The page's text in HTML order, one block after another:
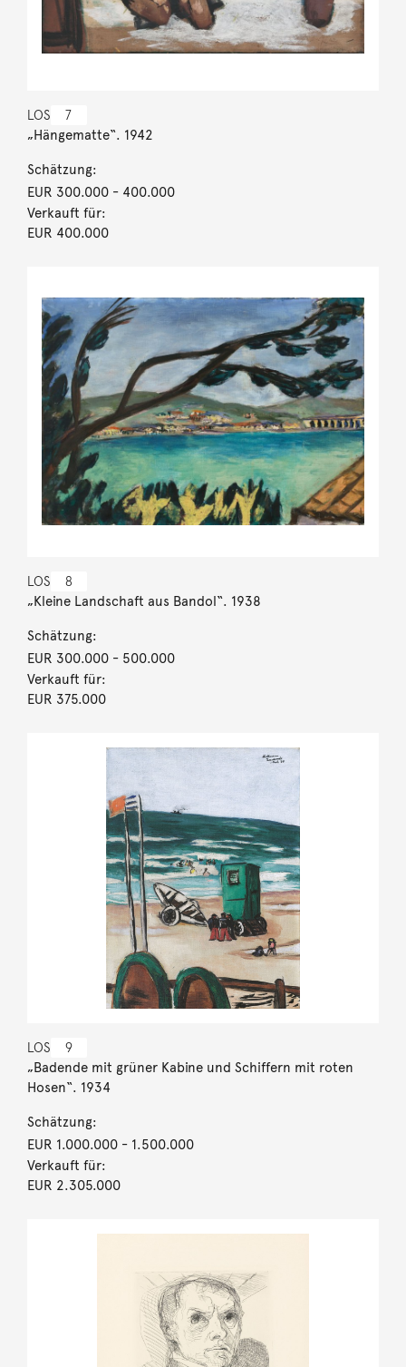
LOS 7
„Hängematte“. 1942
Schätzung:
EUR 300.000- 400.000
Verkauft für:
EUR 400.000
LOS 8
„Kleine Landschaft aus Bandol“. 1938
Schätzung:
EUR 300.000- 500.000
Verkauft für:
EUR 375.000
LOS 9
„Badende mit grüner Kabine und Schiffern mit roten
Hosen“. 1934
Schätzung:
EUR 1.000.000- 1.500.000
Verkauft für:
EUR 2.305.000